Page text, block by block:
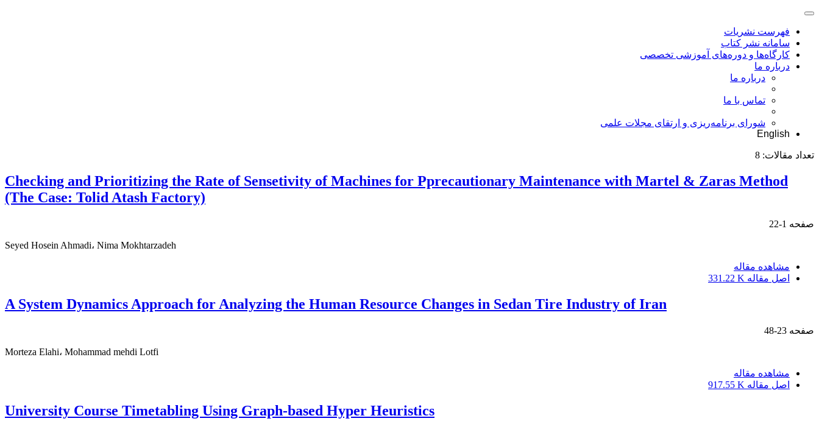
فهرست نشریات
سامانه نشر کتاب
کارگاه‌ها و دوره‌های آموزشی تخصصی
درباره ما
درباره ما
تماس با ما
شورای برنامه‌ریزی و ارتقای مجلات علمی
English
تعداد مقالات: 8
Checking and Prioritizing the Rate of Sensetivity of Machines for Pprecautionary Maintenance with Martel & Zaras Method
(The Case: Tolid Atash Factory)
صفحه 1-22
Seyed Hosein Ahmadi، Nima Mokhtarzadeh
مشاهده مقاله
اصل مقاله 331.22 K
A System Dynamics Approach for Analyzing the Human Resource Changes in Sedan Tire Industry of Iran
صفحه 23-48
Morteza Elahi، Mohammad mehdi Lotfi
مشاهده مقاله
اصل مقاله 917.55 K
University Course Timetabling Using Graph-based Hyper Heuristics